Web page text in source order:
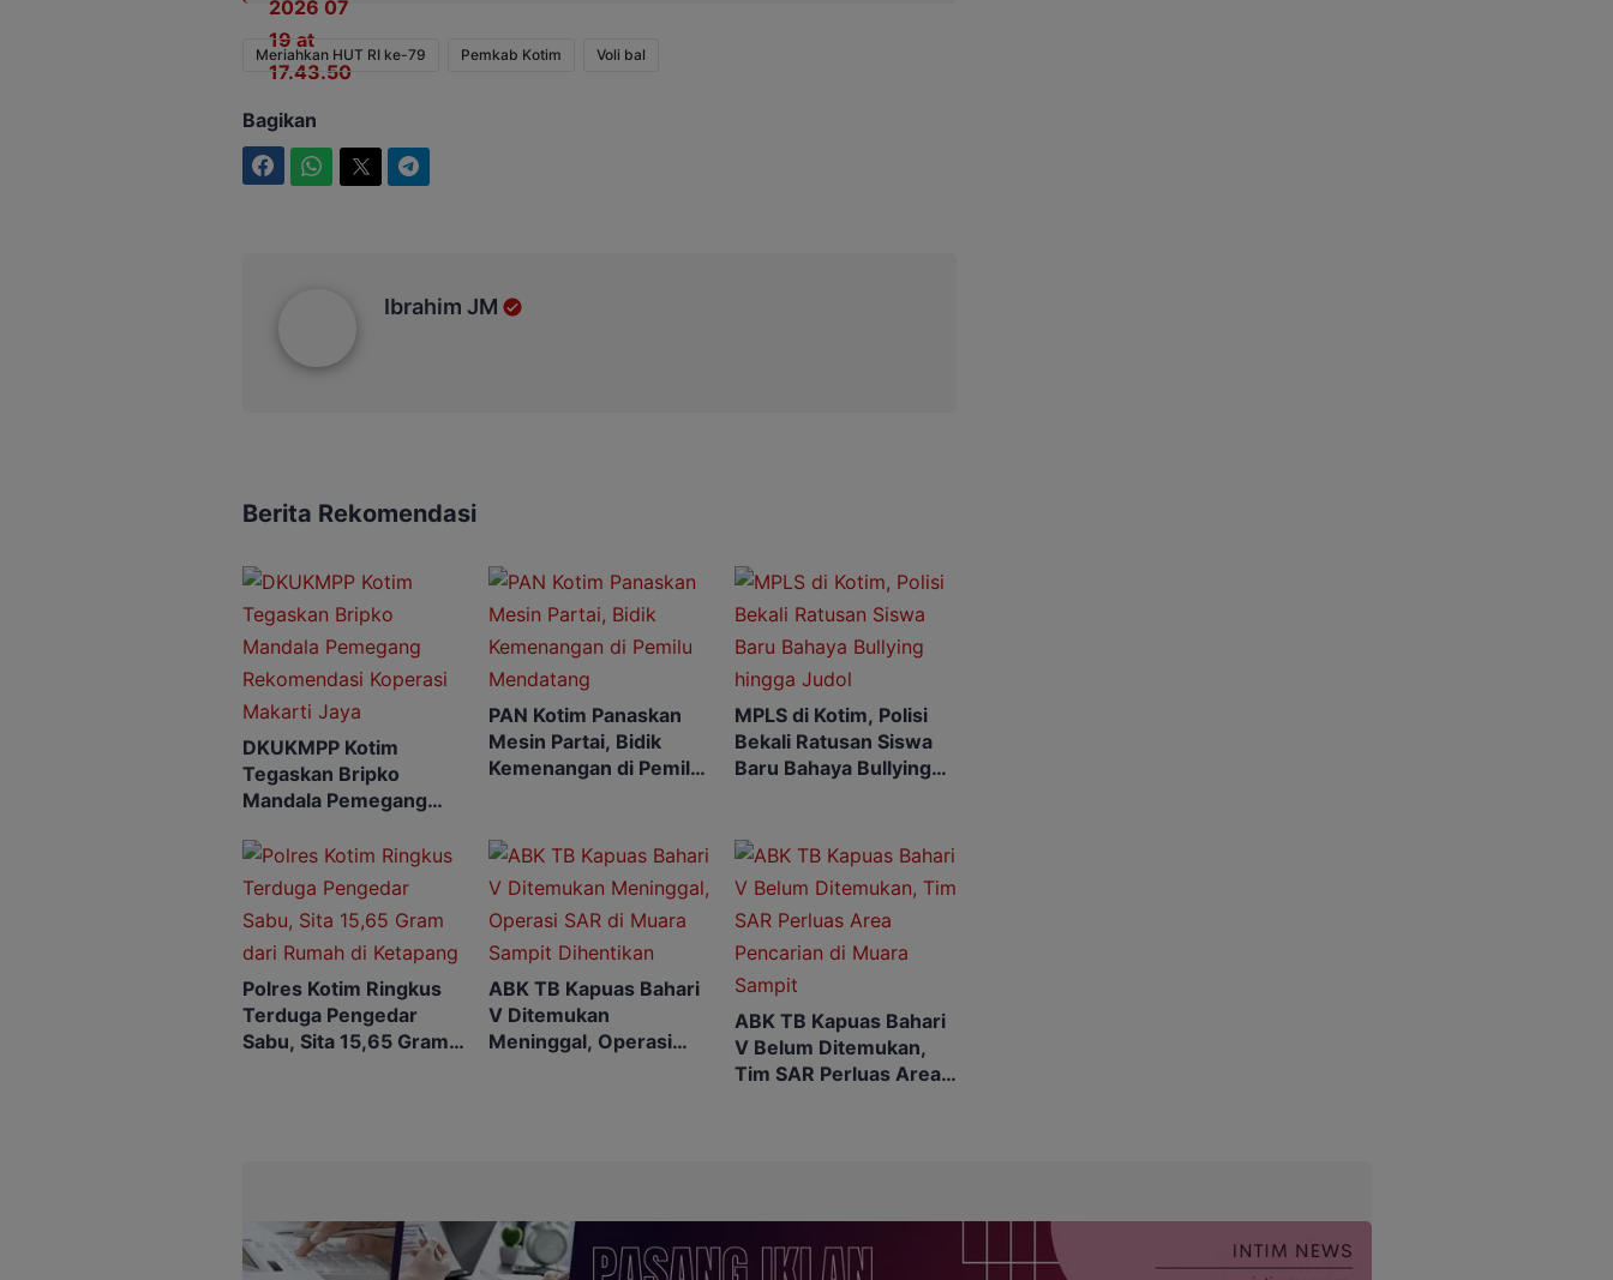
Meriahkan HUT RI ke-79 Pemkab Kotim Voli bal
Bagikan
Ibrahim JM
Berita Rekomendasi
DKUKMPP Kotim
Tegaskan Bripko
Mandala Pemegang
Makarti Jaya
PAN Kotim Panaskan
Mesin Partai, Bidik
Kemenangan di Pemilu
MPLS di Kotim, Polisi
Bekali Ratusan Siswa
Baru Bahaya Bullying
Polres Kotim Ringkus
Terduga Pengedar
Sabu, Sita 15,65 Gram
ABK TB Kapuas Bahari
V Ditemukan
Meninggal, Operasi
ABK TB Kapuas Bahari
V Belum Ditemukan,
Tim SAR Perluas Area